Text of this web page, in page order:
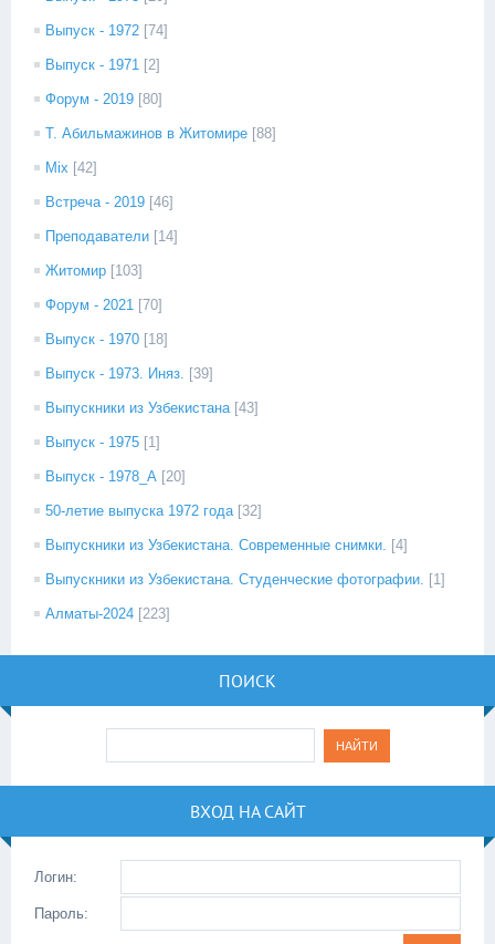
Выпуск - 1972 [74]
Выпуск - 1971 [2]
Форум - 2019 [80]
Т. Абильмажинов в Житомире [88]
Mix [42]
Встреча - 2019 [46]
Преподаватели [14]
Житомир [103]
Форум - 2021 [70]
Выпуск - 1970 [18]
Выпуск - 1973. Иняз. [39]
Выпускники из Узбекистана [43]
Выпуск - 1975 [1]
Выпуск - 1978_А [20]
50-летие выпуска 1972 года [32]
Выпускники из Узбекистана. Современные снимки. [4]
Выпускники из Узбекистана. Студенческие фотографии. [1]
Алматы-2024 [223]
ПОИСК
ВХОД НА САЙТ
Логин:
Пароль: